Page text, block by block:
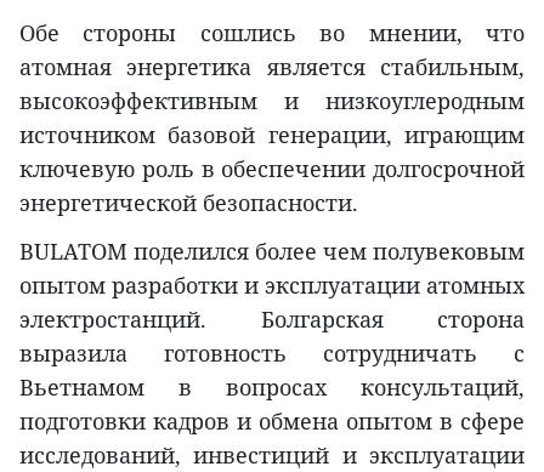
Обе стороны сошлись во мнении, что
атомная энергетика является стабильным,
высокоэффективным и низкоуглеродным
источником базовой генерации, играющим
ключевую роль в обеспечении долгосрочной
энергетической безопасности.
BULATOM поделился более чем полувековым
опытом разработки и эксплуатации атомных
электростанций. Болгарская сторона
выразила готовность сотрудничать с
Вьетнамом в вопросах консультаций,
подготовки кадров и обмена опытом в сфере
исследований, инвестиций и эксплуатации